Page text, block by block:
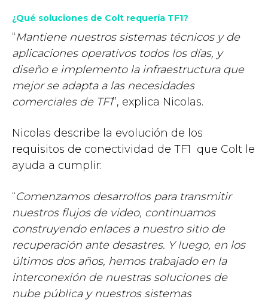
¿Qué soluciones de Colt requería TF1?
“Mantiene nuestros sistemas técnicos y de
aplicaciones operativos todos los días, y
diseño e implemento la infraestructura que
mejor se adapta a las necesidades
comerciales de TF1”, explica Nicolas.
Nicolas describe la evolución de los
requisitos de conectividad de TF1 que Colt le
ayuda a cumplir:
“Comenzamos desarrollos para transmitir
nuestros flujos de video, continuamos
construyendo enlaces a nuestro sitio de
recuperación ante desastres. Y luego, en los
últimos dos años, hemos trabajado en la
interconexión de nuestras soluciones de
nube pública y nuestros sistemas